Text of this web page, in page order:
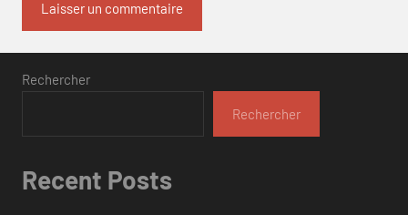
Rechercher
Rechercher
Recent Posts